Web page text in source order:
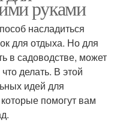
руками
насладиться
для отдыха. Но для
в садоводстве, может
делать. В этой
идей для
помогут вам